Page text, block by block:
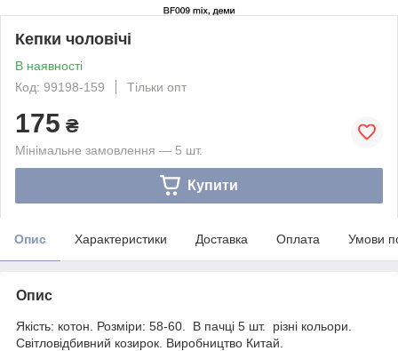
Кепки чоловічі
В наявності
Код: 99198-159
Тільки опт
175 ₴
Мінімальне замовлення — 5 шт.
Купити
Опис Характеристики Доставка Оплата Умови
Опис
Якість: котон. Розміри: 58-60. В пачці 5 шт. різні кольори.
Світловідбивний козирок. Виробництво Китай.